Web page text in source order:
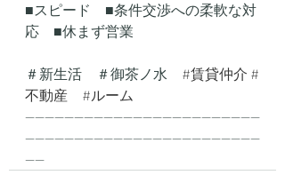
■スピード　■条件交渉への柔軟な対
応　■休まず営業
＃新生活　＃御茶ノ水 #賃貸仲介 #
不動産
#ルーム
------------------------------------------------
------------------------------------------------
----